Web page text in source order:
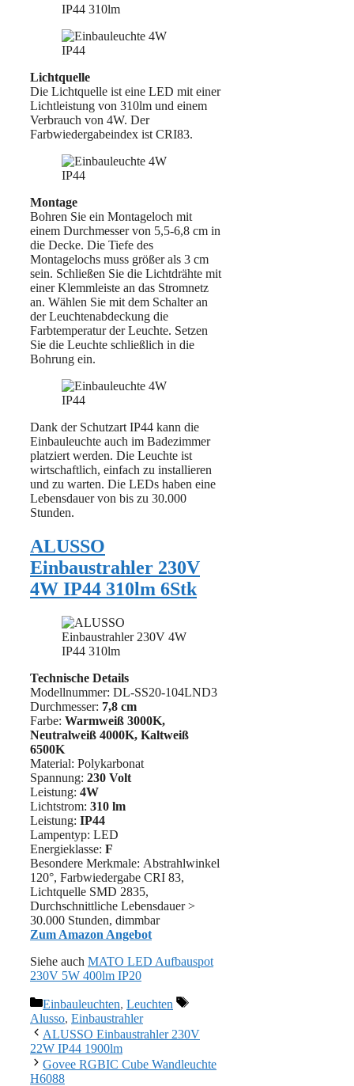
Lichtquelle
Die Lichtquelle ist eine LED mit einer
Lichtleistung von 310lm und einem
Verbrauch von 4W. Der
Farbwiedergabeindex ist CRI83.
Montage
Bohren Sie ein Montageloch mit
einem Durchmesser von 5,5-6,8 cm in
die Decke. Die Tiefe des
Montagelochs muss größer als 3 cm
sein. Schließen Sie die Lichtdrähte mit
einer Klemmleiste an das Stromnetz
an. Wählen Sie mit dem Schalter an
der Leuchtenabdeckung die
Farbtemperatur der Leuchte. Setzen
Sie die Leuchte schließlich in die
Bohrung ein.
Dank der Schutzart IP44 kann die
Einbauleuchte auch im Badezimmer
platziert werden. Die Leuchte ist
wirtschaftlich, einfach zu installieren
und zu warten. Die LEDs haben eine
Lebensdauer von bis zu 30.000
Stunden.
ALUSSO
Einbaustrahler 230V
4W IP44 310lm 6Stk
Technische Details
Modellnummer: ‎DL-SS20-104LND3
Durchmesser: 7,8 cm
Farbe: Warmweiß 3000K,
Neutralweiß 4000K, Kaltweiß
6500K
Material: Polykarbonat
Spannung: 230 Volt
Leistung: 4W
Lichtstrom: 310 lm
Leistung: IP44
Lampentyp: LED
Energieklasse: F
Besondere Merkmale: Abstrahlwinkel
120°, Farbwiedergabe CRI 83,
Lichtquelle SMD 2835,
Durchschnittliche Lebensdauer >
30.000 Stunden, dimmbar
Zum Amazon Angebot
Siehe auch MATO LED Aufbauspot
230V 5W 400lm IP20
Kategorien
Einbauleuchten, Leuchten
Schlagwörter
Alusso, Einbaustrahler
ALUSSO Einbaustrahler 230V
22W IP44 1900lm
Govee RGBIC Cube Wandleuchte
H6088